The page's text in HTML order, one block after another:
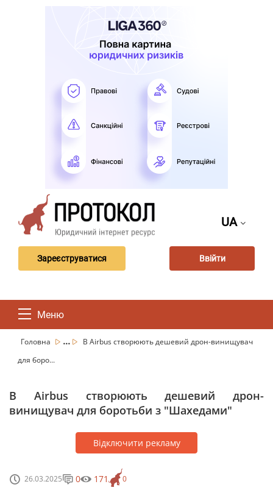
UA
Зареєструватися Ввійти
Меню
Головна ...
В Airbus створюють дешевий дрон-винищувач
для боро...
В Airbus створюють дешевий дрон-
винищувач для боротьби з "Шахедами"
Відключити рекламу
26.03.2025 0
0 171